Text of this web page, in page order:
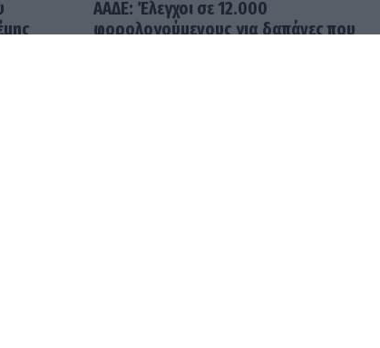
ΑΑΔΕ: Έλεγχοι σε 12.000
φορολογούμενους για δαπάνες που